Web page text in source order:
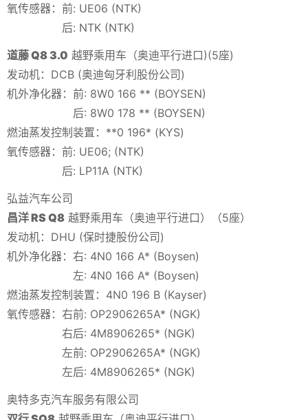
氧传感器：前: UE06 (NTK)
后: NTK (NTK)
道藤 Q8 3.0 越野乘用车（奥迪平行进口)(5座)
发动机：DCB (奥迪匈牙利股份公司)
机外净化器：前: 8W0 166 ** (BOYSEN)
后: 8W0 178 ** (BOYSEN)
燃油蒸发控制装置：**0 196* (KYS)
氧传感器：前: UE06; (NTK)
后: LP11A (NTK)
弘益汽车公司
昌洋 RS Q8 越野乘用车（奥迪平行进口）（5座）
发动机：DHU (保时捷股份公司)
机外净化器：右: 4N0 166 A* (Boysen)
左: 4N0 166 A* (Boysen)
燃油蒸发控制装置：4N0 196 B (Kayser)
氧传感器：右前: OP2906265A* (NGK)
右后: 4M8906265* (NGK)
左前: OP2906265A* (NGK)
左后: 4M8906265* (NGK)
奥特多克汽车服务有限公司